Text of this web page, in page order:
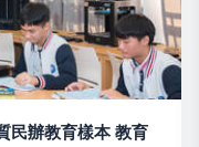
民辦教育樣本 教育